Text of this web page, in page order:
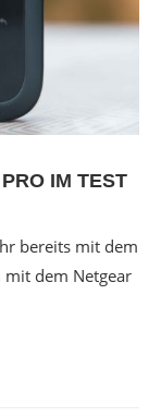
IM TEST
bereits mit dem
dem Netgear